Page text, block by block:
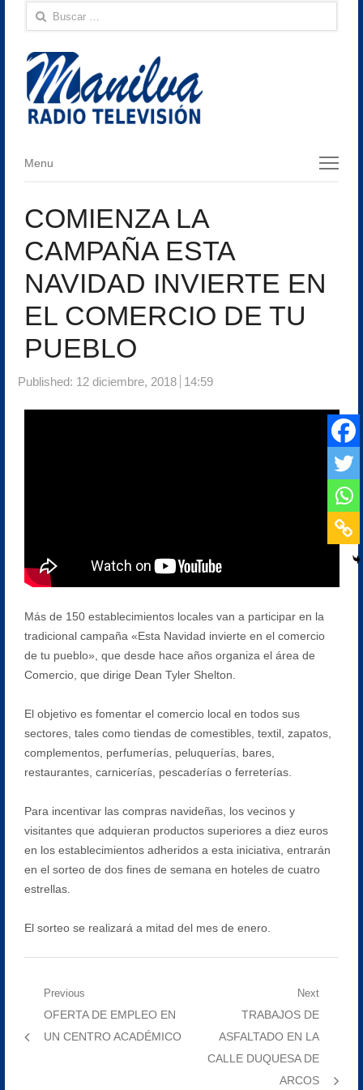
Buscar:
Menu
Menu
COMIENZA LA
CAMPAÑA ESTA
NAVIDAD INVIERTE EN
EL COMERCIO DE TU
PUEBLO
Published: 12 diciembre, 2018 14:59
Más de 150 establecimientos locales van a participar en la
tradicional campaña «Esta Navidad invierte en el comercio
de tu pueblo», que desde hace años organiza el área de
Comercio, que dirige Dean Tyler Shelton.
El objetivo es fomentar el comercio local en todos sus
sectores, tales como tiendas de comestibles, textil, zapatos,
complementos, perfumerías, peluquerías, bares,
restaurantes, carnicerías, pescaderías o ferreterías.
Para incentivar las compras navideñas, los vecinos y
visitantes que adquieran productos superiores a diez euros
en los establecimientos adheridos a esta iniciativa, entrarán
en el sorteo de dos fines de semana en hoteles de cuatro
estrellas.
El sorteo se realizará a mitad del mes de enero.
Navegación
Previous
Previous
post:
OFERTA DE EMPLEO EN
UN CENTRO ACADÉMICO
Next
Next
post:
TRABAJOS DE
ASFALTADO EN LA
CALLE DUQUESA DE
ARCOS